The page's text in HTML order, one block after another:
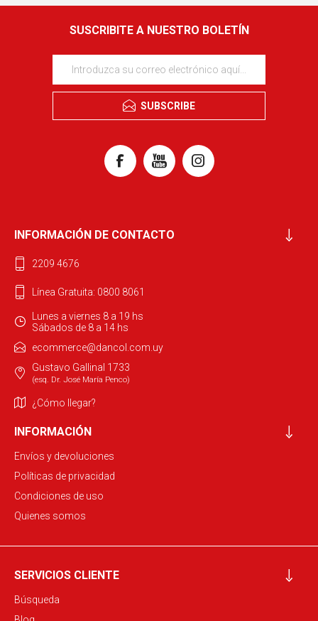
SUSCRIBITE A NUESTRO BOLETÍN
SUBSCRIBE
INFORMACIÓN DE CONTACTO
2209 4676
Línea Gratuita: 0800 8061
Lunes a viernes 8 a 19 hs
Sábados de 8 a 14 hs
ecommerce@dancol.com.uy
Gustavo Gallinal 1733
(esq. Dr. José María Penco)
¿Cómo llegar?
INFORMACIÓN
Envíos y devoluciones
Políticas de privacidad
Condiciones de uso
Quienes somos
SERVICIOS CLIENTE
Búsqueda